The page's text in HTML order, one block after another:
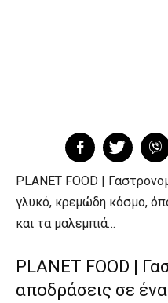
PLANET FOOD |
γλυκό, κρεμώδη κόσμο,
και τα μαλεμπιά…
PLANET FOOD |
αποδράσεις σε